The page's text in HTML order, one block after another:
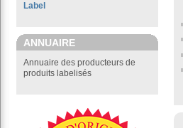
Label
ANNUAIRE
Annuaire des producteurs de
produits labelisés